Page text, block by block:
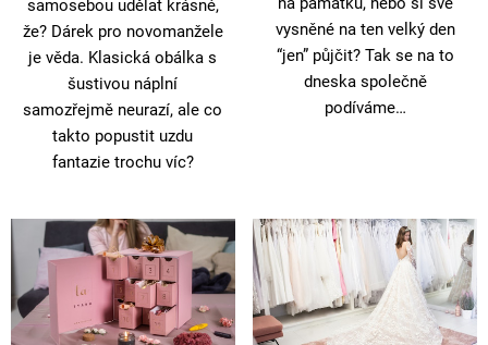
samosebou udělat krásné,
že? Dárek pro novomanžele
je věda. Klasická obálka s
šustivou náplní
samozřejmě neurazí, ale co
takto popustit uzdu
fantazie trochu víc?
vysněné na ten velký den
“jen” půjčit? Tak se na to
dneska společně
podíváme…